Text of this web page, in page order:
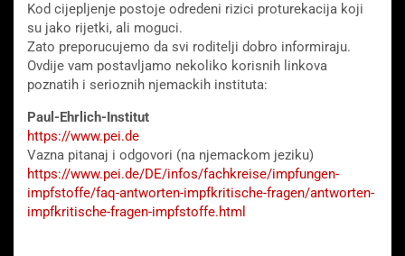
Kod cijepljenje postoje odredeni rizici proturekacija koji
su jako rijetki, ali moguci.
Zato preporucujemo da svi roditelji dobro informiraju.
Ovdije vam postavljamo nekoliko korisnih linkova
poznatih i serioznih njemackih instituta:
Paul-Ehrlich-Institut
https://www.pei.de
Vazna pitanaj i odgovori (na njemackom jeziku)
https://www.pei.de/DE/infos/fachkreise/impfungen-
impfstoffe/faq-antworten-impfkritische-fragen/antworten-
impfkritische-fragen-impfstoffe.html